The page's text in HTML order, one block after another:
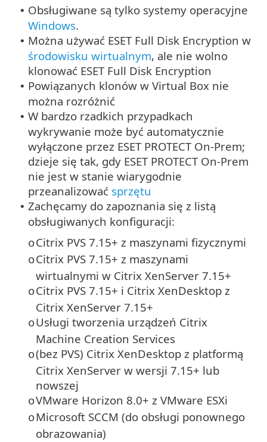
• Obsługiwane są tylko systemy operacyjne
Windows.
• Można używać ESET Full Disk Encryption w
środowisku wirtualnym, ale nie wolno
klonować ESET Full Disk Encryption
• Powiązanych klonów w Virtual Box nie
można rozróżnić
• W bardzo rzadkich przypadkach
wykrywanie może być automatycznie
wyłączone przez ESET PROTECT On-Prem;
dzieje się tak, gdy ESET PROTECT On-Prem
nie jest w stanie wiarygodnie
przeanalizować sprzętu
• Zachęcamy do zapoznania się z listą
obsługiwanych konfiguracji:
oCitrix PVS 7.15+ z maszynami fizycznymi
oCitrix PVS 7.15+ z maszynami
wirtualnymi w Citrix XenServer 7.15+
oCitrix PVS 7.15+ i Citrix XenDesktop z
Citrix XenServer 7.15+
oUsługi tworzenia urządzeń Citrix
Machine Creation Services
o(bez PVS) Citrix XenDesktop z platformą
Citrix XenServer w wersji 7.15+ lub
nowszej
oVMware Horizon 8.0+ z VMware ESXi
oMicrosoft SCCM (do obsługi ponownego
obrazowania)